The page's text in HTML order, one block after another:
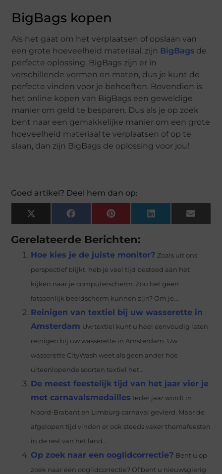
BigBags kopen
Als het gaat om het verplaatsen of opslaan van
een grote hoeveelheid materiaal, zijn BigBags de
perfecte oplossing. BigBags zijn er in
verschillende vormen en maten, dus je kunt de
perfecte vinden voor je behoeften. Bovendien is
het online kopen van BigBags een geweldige
manier om geld te besparen. Dus als je op zoek
bent naar een gemakkelijke manier om een grote
hoeveelheid materiaal te verplaatsen of op te
slaan, dan zijn BigBags de oplossing voor jou!
Goed artikel? Deel hem dan op:
X
(Twitter)
FacebookPinterestLinkedInEmail
Gerelateerde Berichten:
Hoe kies je de juiste monitor? Zoals uit ons
perspectief blijkt, heb je veel tijd besteed aan het
kijken naar je computerscherm. Zou het geen
fatsoenlijk beeldscherm kunnen zijn? Om je...
Reinigen van textiel bij uw wasserette in
Amsterdam Uw textiel kunt u heel eenvoudig laten
reinigen bij uw wasserette in Amsterdam. Uw
wasserette CityWash weet als geen ander hoe
uiteenlopende soorten textiel het...
De meest feestelijk tijd van het jaar vier je
met carnavalsmedailles Ieder jaar wordt in
Noord-Brabant en Limburg carnaval gevierd. Maar de
afgelopen tijd vinden er ook steeds vaker themafeesten
in de rest van het land...
Op zoek naar een ooglidcorrectie? Bent u op
zoek naar een ooglidcorrectie? Of bent u nieuwsgierig